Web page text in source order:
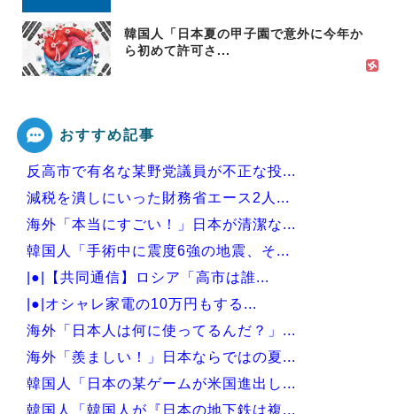
韓国人「日本夏の甲子園で意外に今年か
ら初めて許可さ...
おすすめ記事
反高市で有名な某野党議員が不正な投...
減税を潰しにいった財務省エース2人...
海外「本当にすごい！」日本が清潔な...
韓国人「手術中に震度6強の地震、そ...
|●|【共同通信】ロシア「高市は誰...
|●|オシャレ家電の10万円もする...
海外「日本人は何に使ってるんだ？」...
海外「羨ましい！」日本ならではの夏...
韓国人「日本の某ゲームが米国進出し...
韓国人「韓国人が『日本の地下鉄は複...